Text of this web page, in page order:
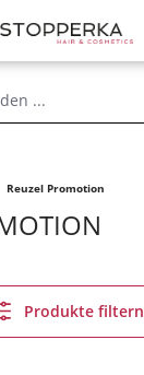
Reuzel Promotion
Produkte filtern